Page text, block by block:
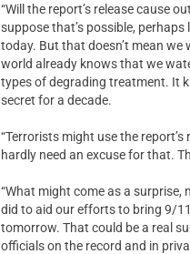
“Will the report’s release cause
suppose that’s possible,
today. But that doesn’t mean
world already knows that we
types of degrading treatment. It
secret for a decade.
“Terrorists might use the
hardly need an excuse for that.
“What might come as a
did to aid our efforts to bring 9/
tomorrow. That could be a real
officials on the record and in